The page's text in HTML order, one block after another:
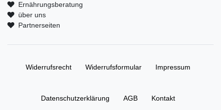
Ernährungsberatung
über uns
Partnerseiten
Widerrufs­recht Widerrufs­formular Impressum
Daten­schutz­erklärung AGB Kontakt